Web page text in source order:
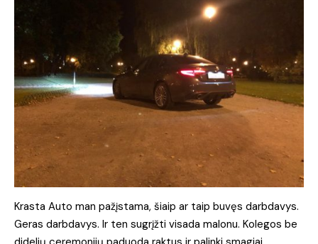
Krasta Auto man pažįstama, šiaip ar taip buvęs darbdavys.
Geras darbdavys. Ir ten sugrįžti visada malonu. Kolegos be